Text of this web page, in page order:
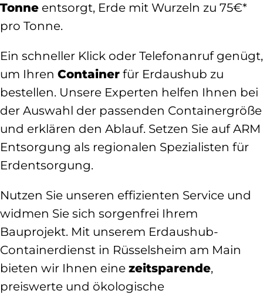
Tonne entsorgt, Erde mit Wurzeln zu 75€*
pro Tonne.
Ein schneller Klick oder Telefonanruf genügt,
um Ihren Container für Erdaushub zu
bestellen. Unsere Experten helfen Ihnen bei
der Auswahl der passenden Containergröße
und erklären den Ablauf. Setzen Sie auf ARM
Entsorgung als regionalen Spezialisten für
Erdentsorgung.
Nutzen Sie unseren effizienten Service und
widmen Sie sich sorgenfrei Ihrem
Bauprojekt. Mit unserem Erdaushub-
Containerdienst in Rüsselsheim am Main
bieten wir Ihnen eine zeitsparende,
preiswerte und ökologische